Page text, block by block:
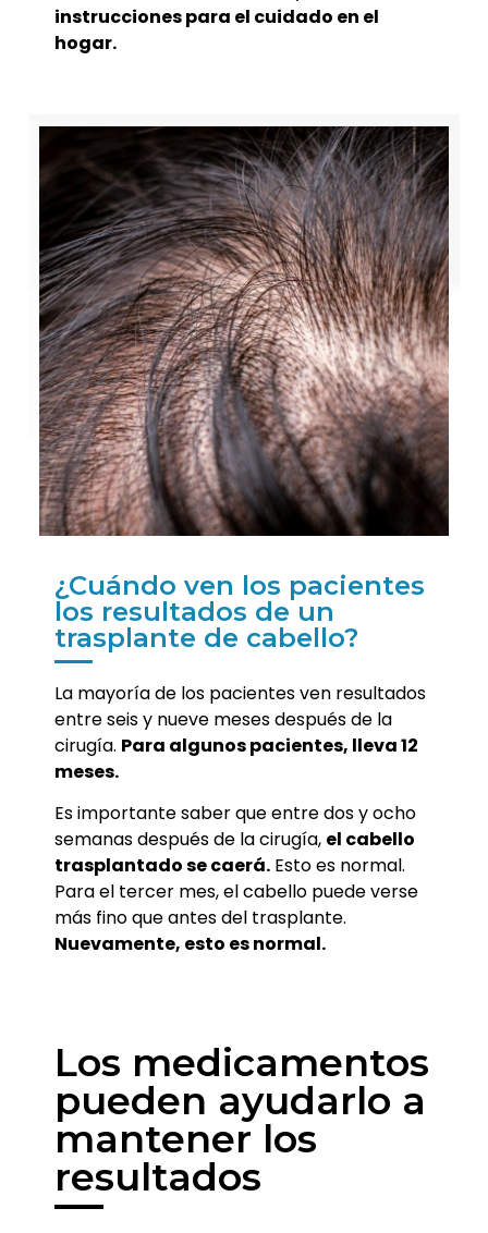
instrucciones para el cuidado en el
hogar.
¿Cuándo ven los pacientes
los resultados de un
trasplante de cabello?
La mayoría de los pacientes ven resultados
entre seis y nueve meses después de la
cirugía. Para algunos pacientes, lleva 12
meses.
Es importante saber que entre dos y ocho
semanas después de la cirugía, el cabello
trasplantado se caerá. Esto es normal.
Para el tercer mes, el cabello puede verse
más fino que antes del trasplante.
Nuevamente, esto es normal.
Los medicamentos
pueden ayudarlo a
mantener los
resultados